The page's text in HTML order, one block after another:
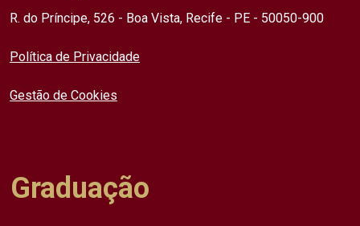
R. do Príncipe, 526 - Boa Vista, Recife - PE - 50050-900
Política de Privacidade
Gestão de Cookies
Graduação